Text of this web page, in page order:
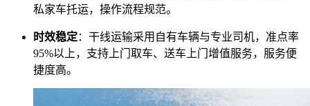
私家车托运，操作流程规范。
时效稳定：干线运输采用自有车辆与专业司机，准点率
95%以上，支持上门取车、送车上门增值服务，服务便
捷度高。